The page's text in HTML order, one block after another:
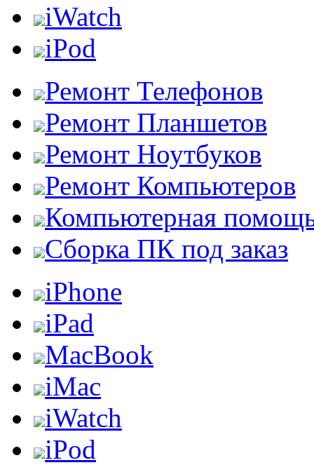
iWatch
iPod
Ремонт Телефонов
Ремонт Планшетов
Ремонт Ноутбуков
Ремонт Компьютеров
Компьютерная
Сборка ПК под заказ
iPhone
iPad
MacBook
iMac
iWatch
iPod